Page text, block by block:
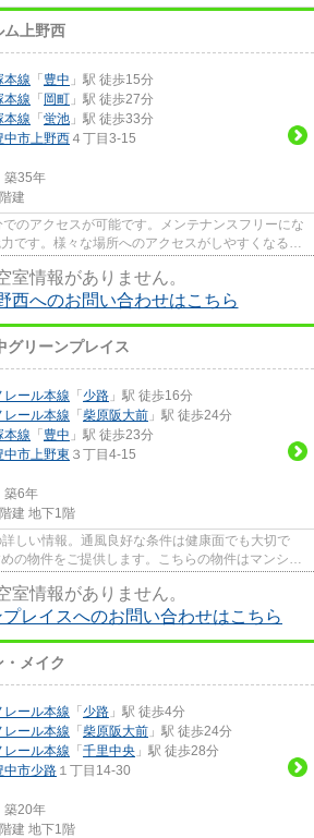
ム上野西
本線 「 豊中 」駅 徒歩15分
本線 「 岡町 」駅 徒歩27分
本線 「 蛍池 」駅 徒歩33分
中市上野西 ４丁目3-15
築35年
建
のアクセスが可能です。メンテナンスフリーにな
です。様々な場所へのアクセスがしやすくなる2
室情報がありません。
西へのお問い合わせはこちら
グリーンプレイス
レール本線 「 少路 」駅 徒歩16分
レール本線 「 柴原阪大前 」駅 徒歩24分
本線 「 豊中 」駅 徒歩23分
中市上野東 ３丁目4-15
築6年
建 地下1階
しい情報。通風良好な条件は健康面でも大切で
の物件をご提供します。こちらの物件はマンショ
室情報がありません。
レイスへのお問い合わせはこちら
・メイク
レール本線 「 少路 」駅 徒歩4分
レール本線 「 柴原阪大前 」駅 徒歩24分
レール本線 「 千里中央 」駅 徒歩28分
中市少路 １丁目14-30
築20年
建 地下1階